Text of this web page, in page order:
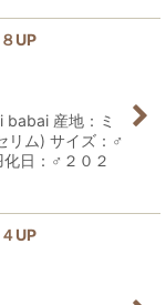
UP
産地：ミ
リム) サイズ：♂
日：♂２０２
UP